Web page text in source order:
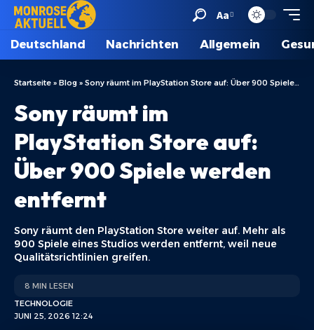
Aa
Deutschland Nachrichten Allgemein
Startseite » Blog » Sony räumt im PlayStation Store auf: Über 900 Spiele werden entfernt
Sony räumt im
PlayStation Store auf:
Über 900 Spiele werden
entfernt
Sony räumt den PlayStation Store weiter auf. Mehr als
900 Spiele eines Studios werden entfernt, weil neue
Qualitätsrichtlinien greifen.
JUNI 25, 2026 12:24
TECHNOLOGIE
8 MIN LESEN